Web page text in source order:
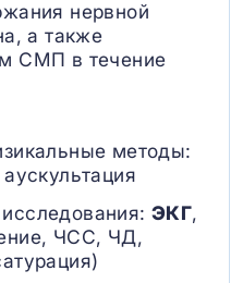
нервной
а также
СМП в течение
методы:
ЭКГ,
ЧСС, ЧД,